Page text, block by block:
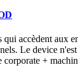
qui accèdent aux
Le device
+